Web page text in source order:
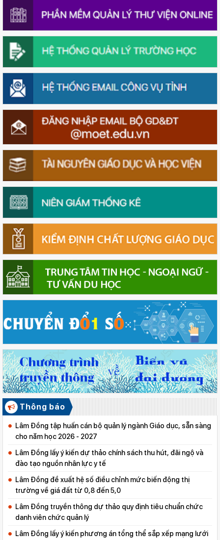
Thông báo
Lâm Đồng tập huấn cán bộ quản lý ngành Giáo dục, sẵn sàng
cho năm học 2026 - 2027
Lâm Đồng lấy ý kiến dự thảo chính sách thu hút, đãi ngộ và
đào tạo nguồn nhân lực y tế
Lâm Đồng đề xuất hệ số điều chỉnh mức biến động thị
trường về giá đất từ 0,8 đến 5,0
Lâm Đồng truyền thông dự thảo quy định tiêu chuẩn chức
danh viên chức quản lý
Lâm Đồng lấy ý kiến phương án tổng thể sắp xếp mạng lưới